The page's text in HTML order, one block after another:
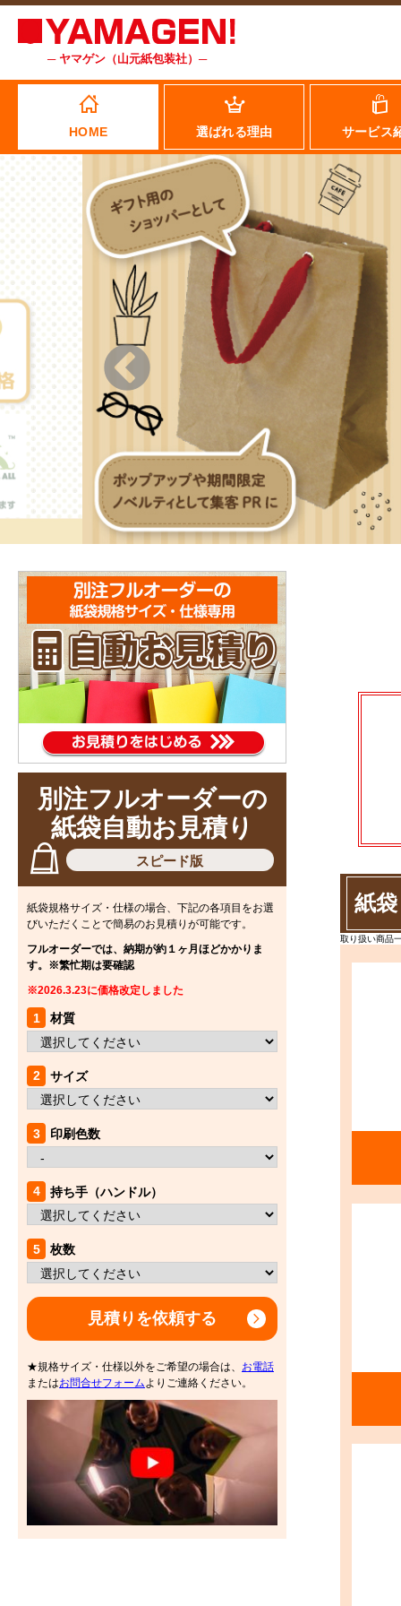
─ ヤマゲン（山元紙包装社）─
HOME 選ばれる理由 サービス
別注フルオーダーの
紙袋自動お見積り
スピード版
紙袋規格サイズ・仕様の場合、下記の各項目をお選
びいただくことで簡易のお見積りが可能です。
フルオーダーでは、納期が約１ヶ月ほどかかりま
す。※繁忙期は要確認
※2026.3.23に価格改定しました
1 材質
2 サイズ
3 印刷色数
4 持ち手（ハンドル）
5 枚数
見積りを依頼する
★規格サイズ・仕様以外をご希望の場合は、 お電話
またはお問合せフォームよりご連絡ください。
紙
取り扱い商品